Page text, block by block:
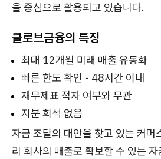
을 중심으로 활용되고 있습니다.
클로브금융의 특징
최대 12개월 미래 매출 유동화
빠른 한도 확인 - 48시간 이내
재무제표 적자 여부와 무관
지분 희석 없음
자금 조달의 대안을 찾고 있는 커머
리 회사의 매출로 확보할 수 있는